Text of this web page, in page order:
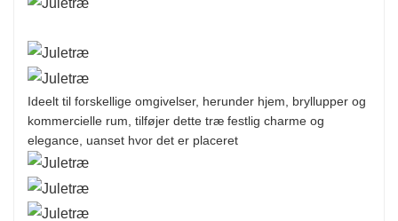
Ideelt til forskellige omgivelser, herunder hjem, bryllupper og
kommercielle rum, tilføjer dette træ festlig charme og
elegance, uanset hvor det er placeret